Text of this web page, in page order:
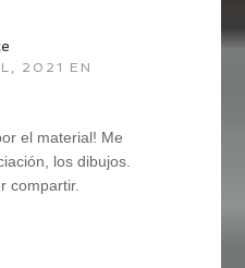
2021 EN
el material! Me
los dibujos.
compartir.